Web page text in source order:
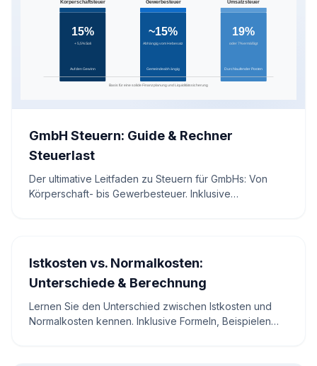
GmbH Steuern: Guide & Rechner
Steuerlast
Der ultimative Leitfaden zu Steuern für GmbHs: Von
Körperschaft- bis Gewerbesteuer. Inklusive
Istkosten vs. Normalkosten:
Unterschiede & Berechnung
Lernen Sie den Unterschied zwischen Istkosten und
Normalkosten kennen. Inklusive Formeln, Beispielen